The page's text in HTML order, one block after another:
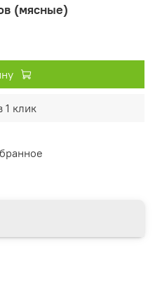
(мясные)
1 клик